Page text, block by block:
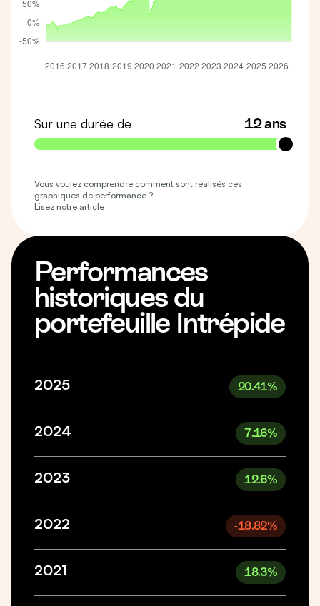
Sur une durée de 12 ans
Vous voulez comprendre comment sont réalisés ces
graphiques de performance ?
Lisez notre article
Performances
historiques du
portefeuille Intrépide
2025 20.41%
2024 7.16%
2023 12.6%
2022 -18.82%
2021 18.3%